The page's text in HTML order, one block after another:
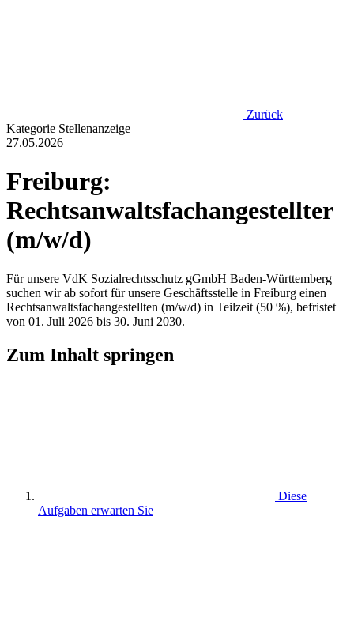
Zurück
Kategorie Stellenanzeige
27.05.2026
Freiburg:
Rechtsanwaltsfachangestellter
(m/w/d)
Für unsere VdK Sozialrechtsschutz gGmbH Baden-Württemberg
suchen wir ab sofort für unsere Geschäftsstelle in Freiburg einen
Rechtsanwaltsfachangestellten (m/w/d) in Teilzeit (50 %), befristet
von 01. Juli 2026 bis 30. Juni 2030.
Zum Inhalt springen
Diese
Aufgaben erwarten Sie